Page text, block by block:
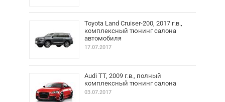
Toyota Land Cruiser-200, 2017 г.в.,
комплексный тюнинг салона
автомобиля
17.07.2017
Audi TT, 2009 г.в., полный
комплексный тюнинг салона
03.07.2017